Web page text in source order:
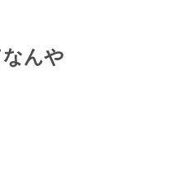
んや